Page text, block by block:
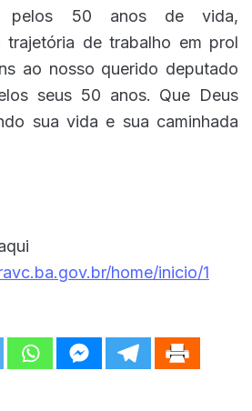
pelos 50 anos de vida,
trajetória de trabalho em prol
ao nosso querido deputado
seus 50 anos. Que Deus
sua vida e sua caminhada
home/inicio/1